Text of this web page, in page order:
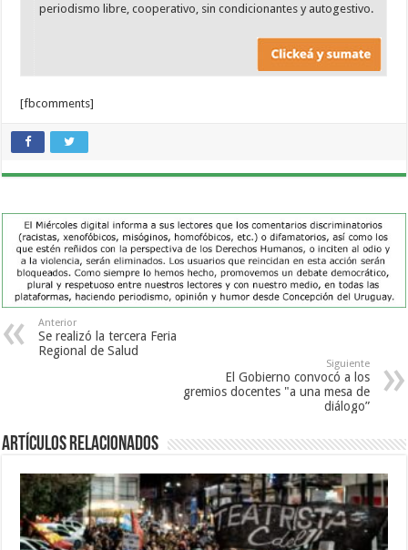
periodismo libre, cooperativo, sin condicionantes y autogestivo.
[fbcomments]
Anterior
Se realizó la tercera Feria
Regional de Salud
Siguiente
El Gobierno convocó a los
gremios docentes "a una mesa de
diálogo”
Artículos Relacionados